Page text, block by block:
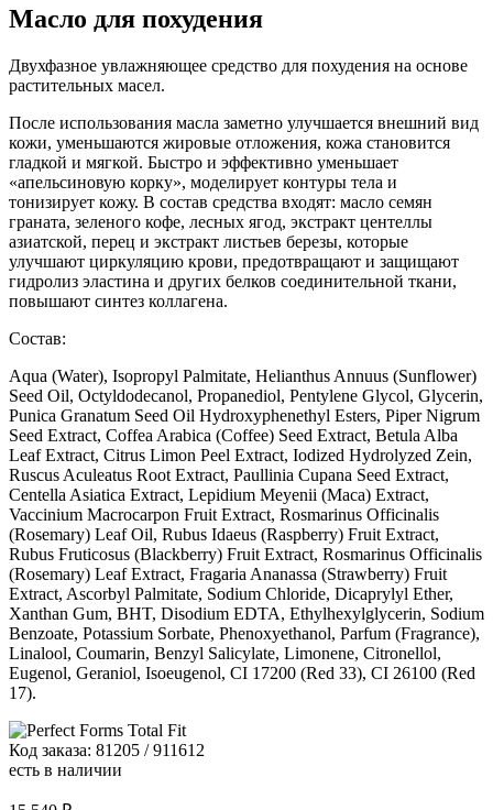
Масло для похудения
Двухфазное увлажняющее средство для похудения на основе
растительных масел.
После использования масла заметно улучшается внешний вид
кожи, уменьшаются жировые отложения, кожа становится
гладкой и мягкой. Быстро и эффективно уменьшает
«апельсиновую корку», моделирует контуры тела и
тонизирует кожу. В состав средства входят: масло семян
граната, зеленого кофе, лесных ягод, экстракт центеллы
азиатской, перец и экстракт листьев березы, которые
улучшают циркуляцию крови, предотвращают и защищают
гидролиз эластина и других белков соединительной ткани,
повышают синтез коллагена.
Состав:
Aqua (Water), Isopropyl Palmitate, Helianthus Annuus (Sunflower)
Seed Oil, Octyldodecanol, Propanediol, Pentylene Glycol, Glycerin,
Punica Granatum Seed Oil Hydroxyphenethyl Esters, Piper Nigrum
Seed Extract, Coffea Arabica (Coffee) Seed Extract, Betula Alba
Leaf Extract, Citrus Limon Peel Extract, Iodized Hydrolyzed Zein,
Ruscus Aculeatus Root Extract, Paullinia Cupana Seed Extract,
Centella Asiatica Extract, Lepidium Meyenii (Maca) Extract,
Vaccinium Macrocarpon Fruit Extract, Rosmarinus Officinalis
(Rosemary) Leaf Oil, Rubus Idaeus (Raspberry) Fruit Extract,
Rubus Fruticosus (Blackberry) Fruit Extract, Rosmarinus Officinalis
(Rosemary) Leaf Extract, Fragaria Ananassa (Strawberry) Fruit
Extract, Ascorbyl Palmitate, Sodium Chloride, Dicaprylyl Ether,
Xanthan Gum, BHT, Disodium EDTA, Ethylhexylglycerin, Sodium
Benzoate, Potassium Sorbate, Phenoxyethanol, Parfum (Fragrance),
Linalool, Coumarin, Benzyl Salicylate, Limonene, Citronellol,
Eugenol, Geraniol, Isoeugenol, CI 17200 (Red 33), CI 26100 (Red
17).
Код заказа: 81205 / 911612
есть в наличии